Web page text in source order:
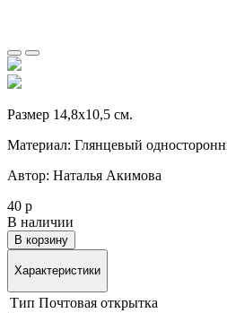
Размер 14,8х10,5 см.
Материал: Глянцевый
Автор: Наталья Акимова
40 р
В наличии
В корзину
Характеристики
Тип Почтовая открытка